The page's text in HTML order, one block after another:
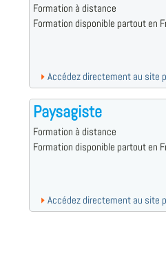
Formation à distance
Formation disponible partout en
Accédez directement au site
Paysagiste
Formation à distance
Formation disponible partout en
Accédez directement au site